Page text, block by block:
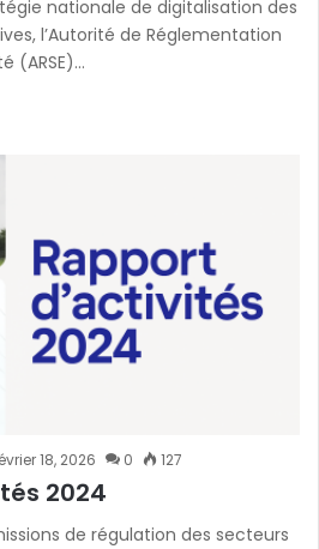
nationale de digitalisation des
l’Autorité de Réglementation
(ARSE)…
18, 2026 0 127
2024
de régulation des secteurs